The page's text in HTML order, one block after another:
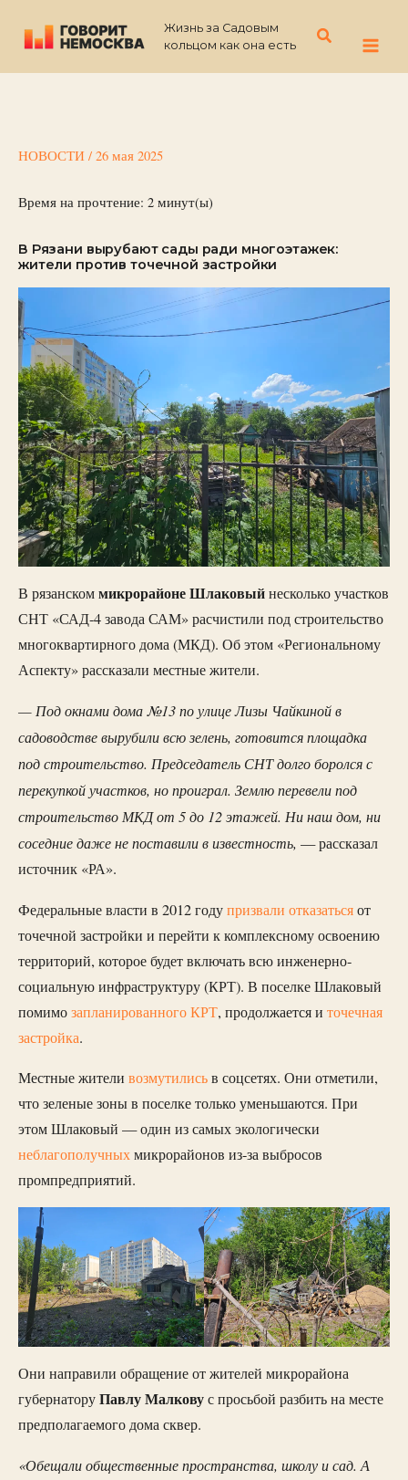
содержимому
Жизнь за Садовым
кольцом как она есть
Поиск
НОВОСТИ / 26 мая 2025
Время на прочтение: 2 минут(ы)
В Рязани вырубают сады ради многоэтажек:
жители против точечной застройки
В рязанскоммикрорайоне Шлаковыйнесколько участков
СНТ «САД-4 завода САМ» расчистили под строительство
многоквартирного дома (МКД). Об этом «Региональному
Аспекту» рассказали местные жители.
— Под окнами дома №13 по улице Лизы Чайкиной в
садоводстве вырубили всю зелень, готовится площадка
под строительство. Председатель СНТ долго боролся с
перекупкой участков, но проиграл. Землю перевели под
строительство МКД от 5 до 12 этажей. Ни наш дом, ни
соседние даже не поставили в известность, — рассказал
источник «РА».
Федеральные власти в 2012 годупризвали отказатьсяот
точечной застройки и перейти к комплексному освоению
территорий, которое будет включать всю инженерно-
социальную инфраструктуру (КРТ). В поселке Шлаковый
помимозапланированного КРТ, продолжается и точечная
застройка.
Местные жители возмутилисьв соцсетях. Они отметили,
что зеленые зоны в поселке только уменьшаются. При
этом Шлаковый — один из самых экологически
неблагополучныхмикрорайонов из-за выбросов
промпредприятий.
Они направили обращение от жителей микрорайона
губернаторуПавлу Малковус просьбой разбить на месте
предполагаемого дома сквер.
«Обещали общественные пространства, школу и сад. А